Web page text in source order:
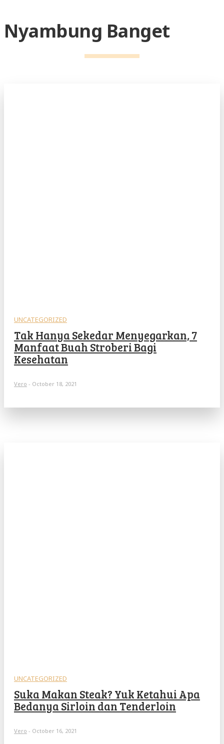
Nyambung Banget
UNCATEGORIZED
Tak Hanya Sekedar Menyegarkan, 7
Manfaat Buah Stroberi Bagi
Kesehatan
Vero - October 18, 2021
UNCATEGORIZED
Suka Makan Steak? Yuk Ketahui Apa
Bedanya Sirloin dan Tenderloin
Vero - October 16, 2021